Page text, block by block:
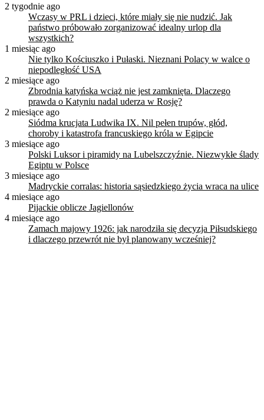
2 tygodnie ago
Wczasy w PRL i dzieci, które miały się nie nudzić. Jak
państwo próbowało zorganizować idealny urlop dla
wszystkich?
1 miesiąc ago
Nie tylko Kościuszko i Pułaski. Nieznani Polacy w walce o
niepodległość USA
2 miesiące ago
Zbrodnia katyńska wciąż nie jest zamknięta. Dlaczego
prawda o Katyniu nadal uderza w Rosję?
2 miesiące ago
Siódma krucjata Ludwika IX. Nil pełen trupów, głód,
choroby i katastrofa francuskiego króla w Egipcie
3 miesiące ago
Polski Luksor i piramidy na Lubelszczyźnie. Niezwykłe ślady
Egiptu w Polsce
3 miesiące ago
Madryckie corralas: historia sąsiedzkiego życia wraca na ulice
4 miesiące ago
Pijackie oblicze Jagiellonów
4 miesiące ago
Zamach majowy 1926: jak narodziła się decyzja Piłsudskiego
i dlaczego przewrót nie był planowany wcześniej?